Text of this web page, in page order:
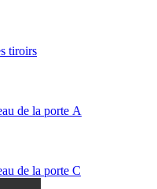
tiroirs
de la porte A
de la porte C